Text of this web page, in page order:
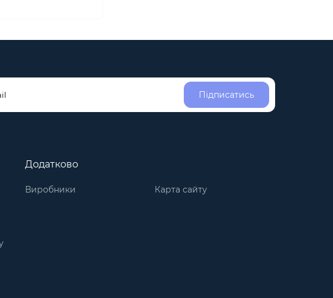
Підписатись
Додатково
Виробники Карта сайту